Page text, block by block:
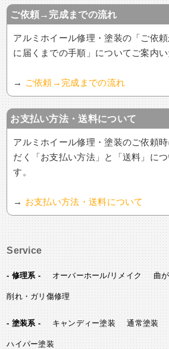
ご依頼→完成までの流れ
アルミホイール修理・塗装の「ご依
に届くまでの手順」についてご案内い
→ ご依頼→完成までの流れ
お支払い方法・送料について
アルミホイール修理・塗装のご依頼
だく「お支払い方法」と「送料」に
す。
→ お支払い方法・送料について
Service
- 修理系 - オーバーホール/リメイク 曲
削れ・ガリ傷修理
- 塗装系 - キャンディー塗装 通常塗装
ハイパー塗装